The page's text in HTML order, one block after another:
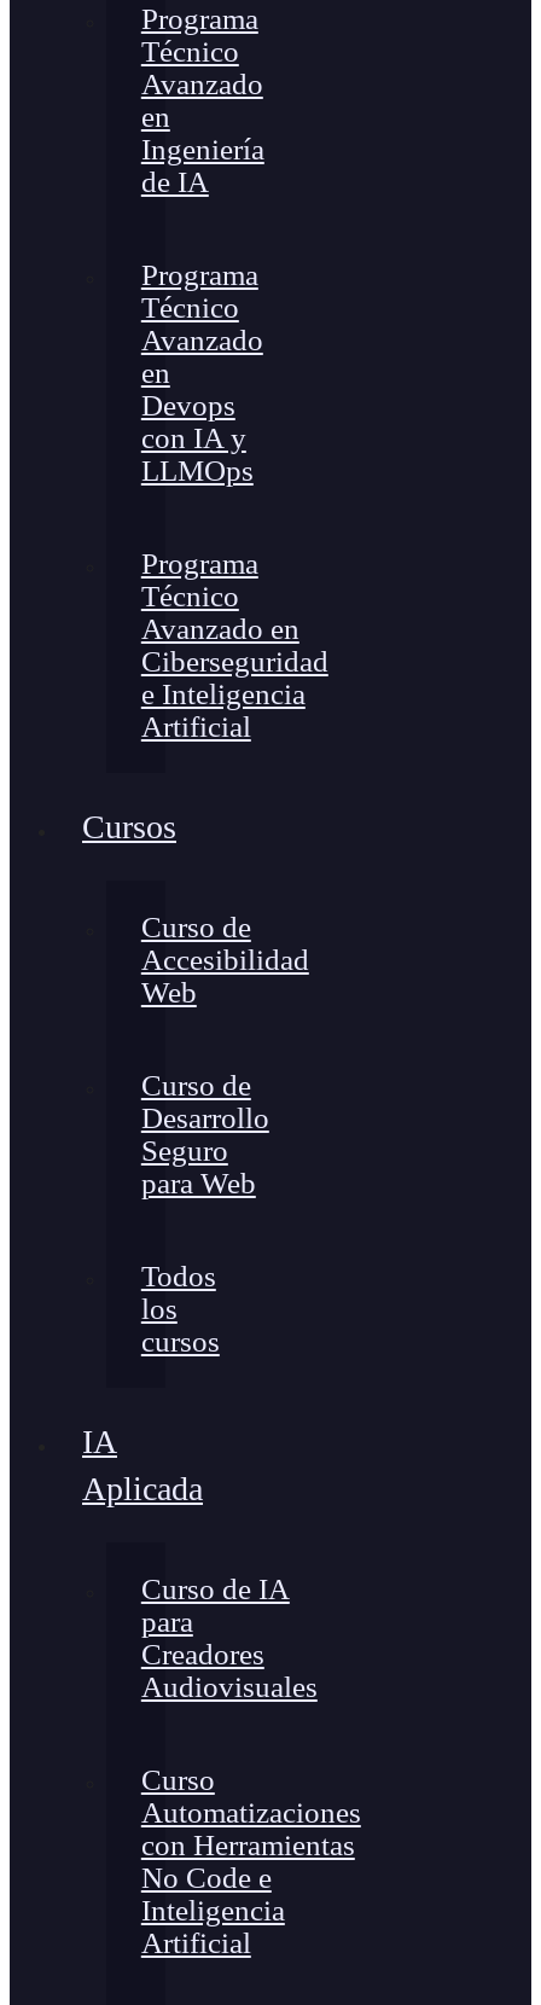
Programa
Técnico
Avanzado
en
Ingeniería
de IA
Programa
Técnico
Avanzado
en
Devops
con IA y
LLMOps
Programa
Técnico
Avanzado en
Ciberseguridad
e Inteligencia
Artificial
Cursos
Curso de
Accesibilidad
Web
Curso de
Desarrollo
Seguro
para Web
Todos
los
cursos
IA
Aplicada
Curso de IA
para
Creadores
Audiovisuales
Curso
Automatizaciones
con Herramientas
No Code e
Inteligencia
Artificial